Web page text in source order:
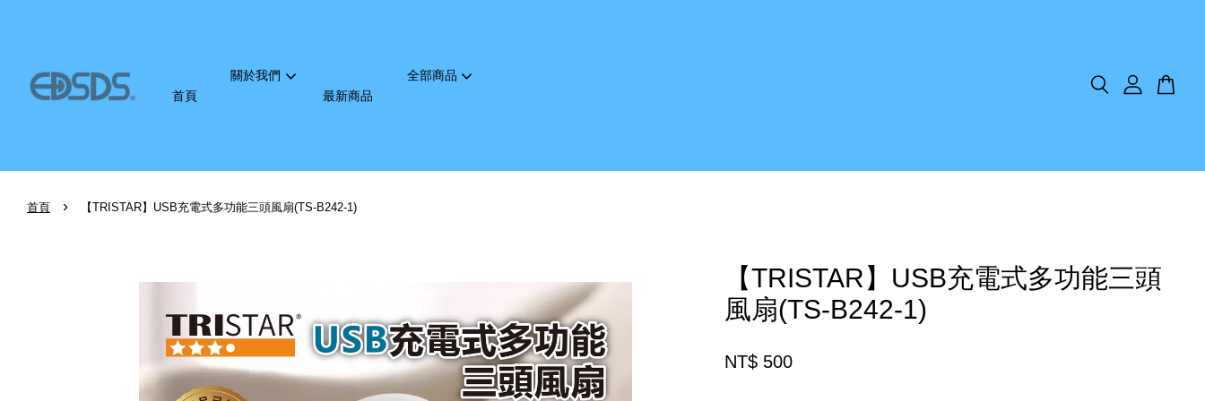
首頁
關於我們
最新商品
全部商品
首頁 › 【TRISTAR】USB充電式多功能三頭風扇(TS-B242-1)
【TRISTAR】USB充電式多功能三頭
風扇(TS-B242-1)
NT$ 500